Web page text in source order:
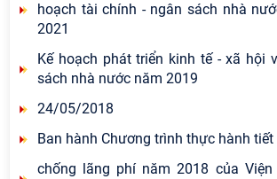
hoạch tài chính - ngân sách nhà
2021
Kế hoạch phát triển kinh tế - xã hội
sách nhà nước năm 2019
24/05/2018
Ban hành Chương trình thực hành tiết
chống lãng phí năm 2018 của Viện